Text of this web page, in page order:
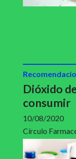
Dióxido
consumir
Círculo
10/08/2020